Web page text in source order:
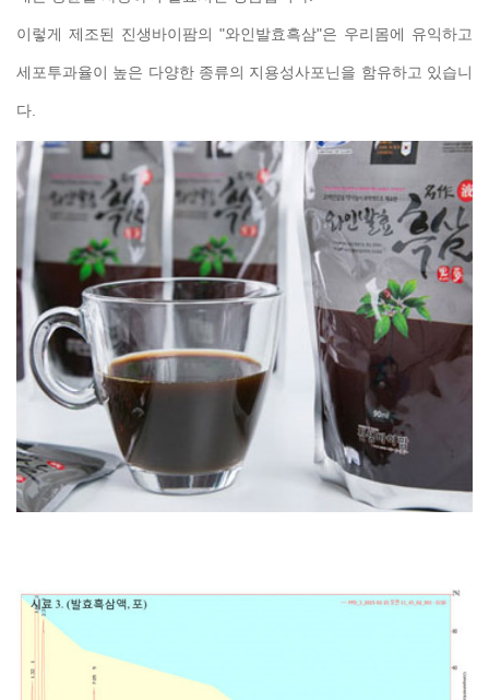
이렇게 제조된 진생바이팜의 "와인발효흑삼"은 우리몸에 유익하고
세포투과율이 높은 다양한 종류의 지용성사포닌을 함유하고 있습니
다.